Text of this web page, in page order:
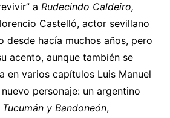
a Rudecindo Caldeiro,
Castelló, actor sevillano
desde hacía muchos años, pero
acento, aunque también se
en varios capítulos Luis Manuel
personaje: un argentino
y Bandoneón,